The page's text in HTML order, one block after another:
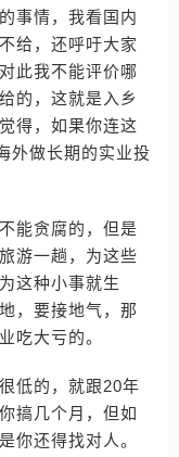
事情，我看国内
给，还呼吁大家
此我不能评价哪
的，这就是入乡
得，如果你连这
外做长期的实业投
能贪腐的，但是
游一趟，为这些
这种小事就生
，要接地气，那
吃大亏的。
低的，就跟20年
搞几个月，但如
你还得找对人。